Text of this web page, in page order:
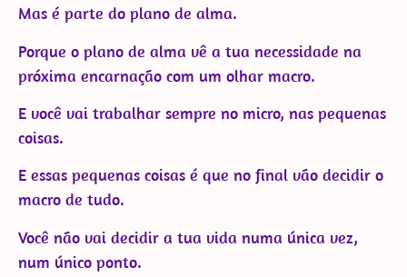
Mas é parte do plano de alma.
Porque o plano de alma vê a tua necessidade na
próxima encarnação com um olhar macro.
E você vai trabalhar sempre no micro, nas pequenas
coisas.
E essas pequenas coisas é que no final vão decidir o
macro de tudo.
Você não vai decidir a tua vida numa única vez,
num único ponto.